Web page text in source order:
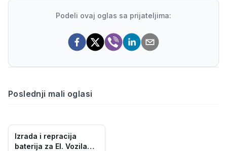
Podeli ovaj oglas sa prijateljima:
Poslednji mali oglasi
Izrada i repracija
baterija za El. Vozila